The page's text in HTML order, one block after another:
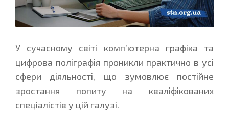
У сучасному світі комп’ютерна графіка та
цифрова поліграфія проникли практично в усі
сфери діяльності, що зумовлює постійне
зростання попиту на кваліфікованих
спеціалістів у цій галузі.